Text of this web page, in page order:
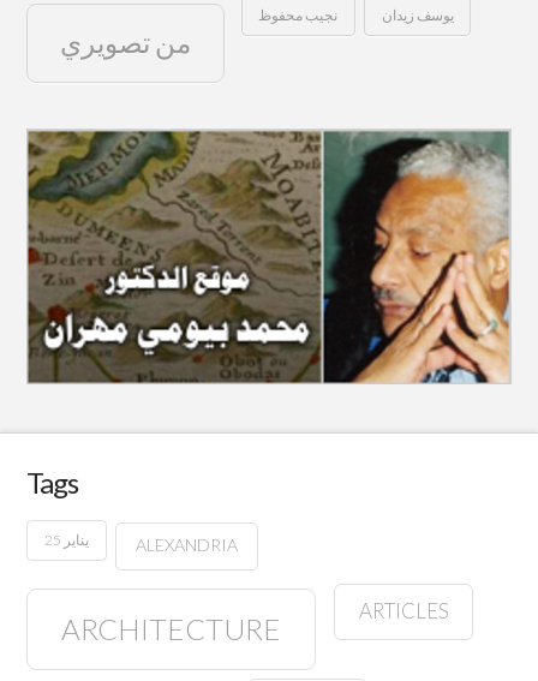
من تصويري
نجيب محفوظ يوسف زيدان
Tags
25 يناير ALEXANDRIA
ARCHITECTURE
ARTICLES